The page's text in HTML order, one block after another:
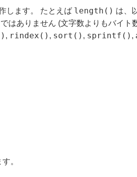
します。 たとえば length() は、
はありません (文字数よりもバイ
, rindex() , sort() , sprintf() ,
。